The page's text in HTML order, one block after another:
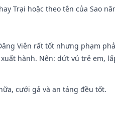
Trại hoặc theo tên của Sao
Viên rất tốt nhưng phạm
hành. Nên: dứt vú trẻ em,
cưới gả và an táng đều tốt.